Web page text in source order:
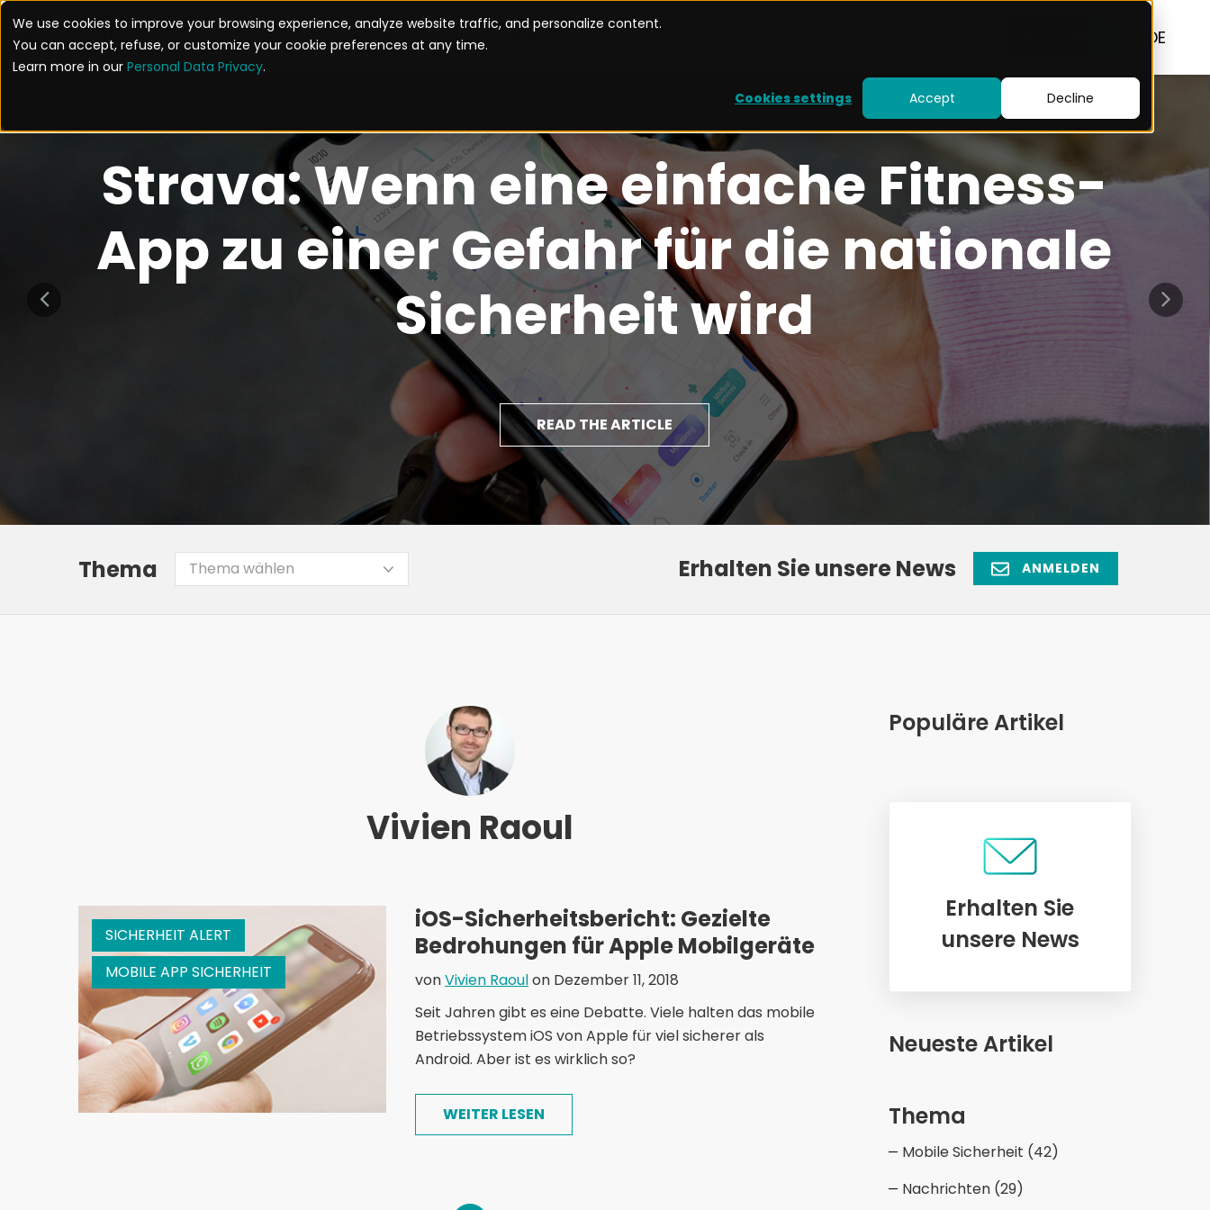
We use cookies to improve your browsing experience, analyze website traffic, and personalize content.
You can accept, refuse, or customize your cookie preferences at any time.
Learn more in our Personal Data Privacy.
Cookies settings
Accept Decline
LÖSUNGEN ANWENDUNGSFÄLLE DE
Strava: Wenn eine einfache Fitness-
App zu einer Gefahr für die nationale
Sicherheit wird
READ THE ARTICLE
Thema Thema wählen Erhalten Sie unsere News ANMELDEN
Vivien Raoul
SICHERHEIT ALERT
MOBILE APP SICHERHEIT
iOS-Sicherheitsbericht: Gezielte
Bedrohungen für Apple Mobilgeräte
vonVivien Raoulon Dezember 11, 2018
Seit Jahren gibt es eine Debatte. Viele halten das mobile
Betriebssystem iOS von Apple für viel sicherer als
Android. Aber ist es wirklich so?
WEITER LESEN
Populäre Artikel
Erhalten Sie
unsere News
Neueste Artikel
Thema
Mobile Sicherheit (42)
Nachrichten (29)